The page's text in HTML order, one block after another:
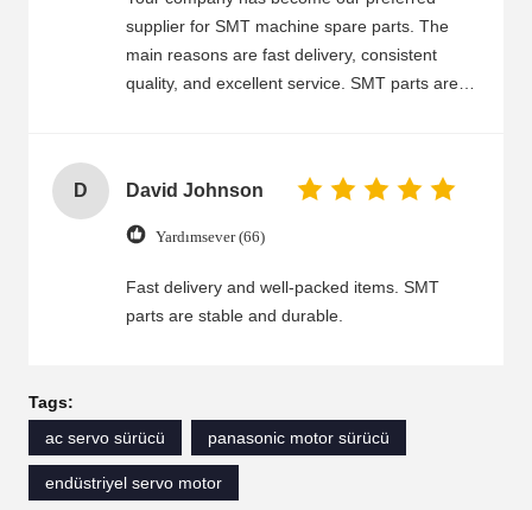
supplier for SMT machine spare parts. The
main reasons are fast delivery, consistent
quality, and excellent service. SMT parts are
quickly, and handles any issues efficiently.
Even for large orders or urgent requests, you
products and service and look forward to a
long-term partnership.
D David Johnson
Yardımsever (66)
Fast delivery and well-packed items. SMT
parts are stable and durable.
Tags:
ac servo sürücü
panasonic motor sürücü
endüstriyel servo motor